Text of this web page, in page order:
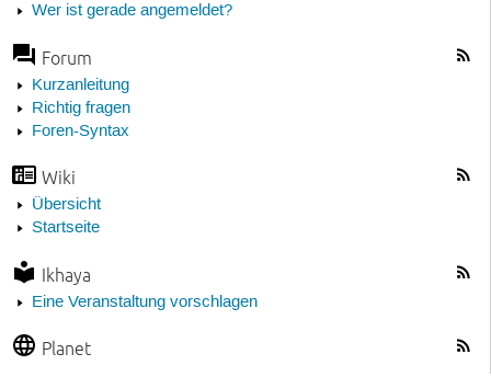
Wer ist gerade angemeldet?
Forum
Kurzanleitung
Richtig fragen
Foren-Syntax
Wiki
Übersicht
Startseite
Ikhaya
Eine Veranstaltung vorschlagen
Planet